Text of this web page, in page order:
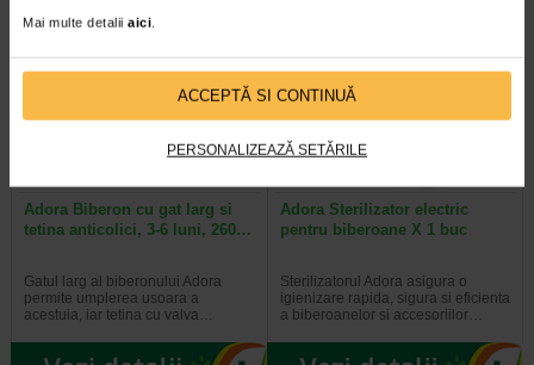
Mai multe detalii aici.
ACCEPTĂ SI CONTINUĂ
PERSONALIZEAZĂ SETĂRILE
Adora Biberon cu gat larg si
tetina anticolici, 3-6 luni, 260…
Gatul larg al biberonului Adora
permite umplerea usoara a
acestuia, iar tetina cu valva…
Adora Sterilizator electric
pentru biberoane X 1 buc
Sterilizatorul Adora asigura o
igienizare rapida, sigura si eficienta
a biberoanelor si accesoriilor…